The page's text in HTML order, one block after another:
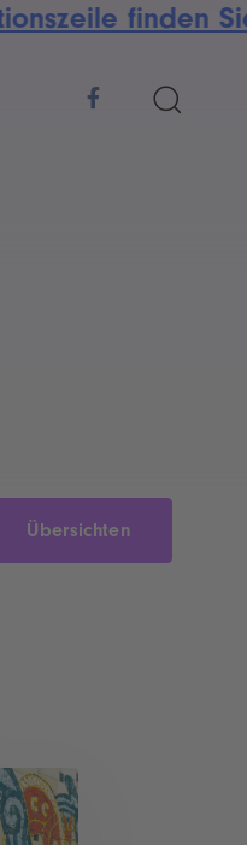
finden
Übersichten